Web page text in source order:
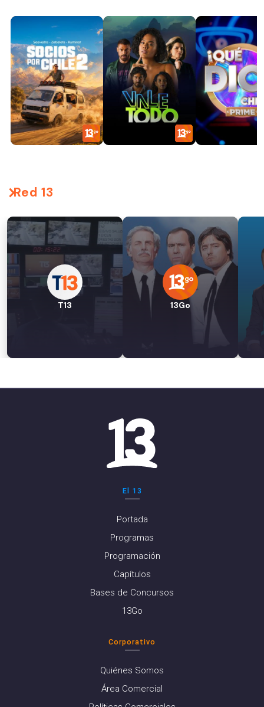
Red 13
T13 13Go
El 13
Portada
Programas
Programación
Capítulos
Bases de Concursos
13Go
Corporativo
Quiénes Somos
Área Comercial